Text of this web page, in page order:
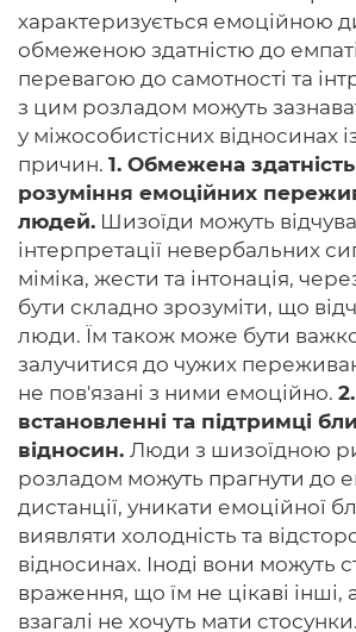
характеризується емоційною
обмеженою здатністю до
перевагою до самотності та
з цим розладом можуть
у міжособистісних відносинах
причин. 1. Обмежена здатність
розуміння емоційних
людей. Шизоїди можуть
інтерпретації невербальних
міміка, жести та інтонація,
бути складно зрозуміти, що
люди. Їм також може бути
залучитися до чужих
не пов'язані з ними емоційно.
встановленні та підтримці
відносин. Люди з шизоїдною
розладом можуть прагнути до
дистанції, уникати емоційної
виявляти холодність та
відносинах. Іноді вони можуть
враження, що їм не цікаві
взагалі не хочуть мати
Умови
Вхiд